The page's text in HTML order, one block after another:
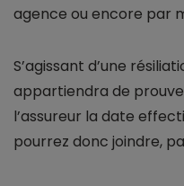
agence ou encore par
S’agissant d’une
appartiendra de
l’assureur la date
pourrez donc joindre,